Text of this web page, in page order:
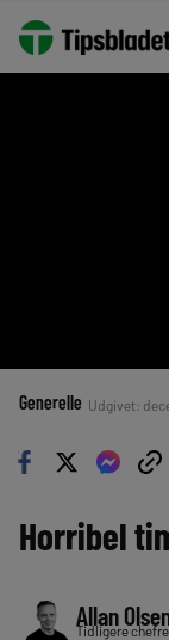
Generelle Udgivet:
Horribel
Allan
Tidligere